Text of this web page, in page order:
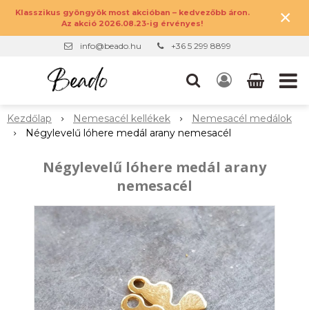
Klasszikus gyöngyök most akcióban – kedvezőbb áron.
Az akció 2026.08.23-ig érvényes!
×
info@beado.hu +36 5 299 8899
Kezdőlap Nemesacél kellékek
Nemesacél medálok
Négylevelű lóhere medál arany nemesacél
Négylevelű lóhere medál arany
nemesacél